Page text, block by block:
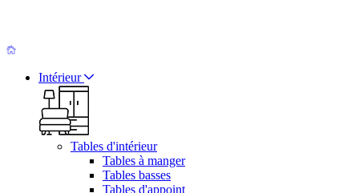
Intérieur
Tables d'intérieur
Tables à manger
Tables basses
Tables d'appoint